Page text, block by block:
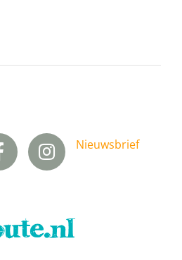
Nieuwsbrief